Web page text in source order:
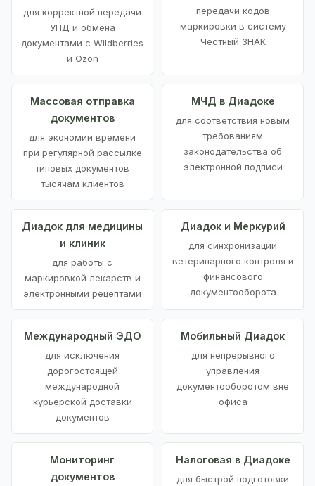
для корректной передачи
УПД и обмена
документами с Wildberries
и Ozon
передачи кодов
маркировки в систему
Честный ЗНАК
Массовая отправка
документов
для экономии времени
при регулярной рассылке
типовых документов
тысячам клиентов
МЧД в Диадоке
для соответствия новым
требованиям
законодательства об
электронной подписи
Диадок для медицины
и клиник
для работы с
маркировкой лекарств и
электронными рецептами
Диадок и Меркурий
для синхронизации
ветеринарного контроля и
финансового
документооборота
Международный ЭДО
для исключения
дорогостоящей
международной
курьерской доставки
документов
Мобильный Диадок
для непрерывного
управления
документооборотом вне
офиса
Мониторинг
документов
Налоговая в Диадоке
для быстрой подготовки